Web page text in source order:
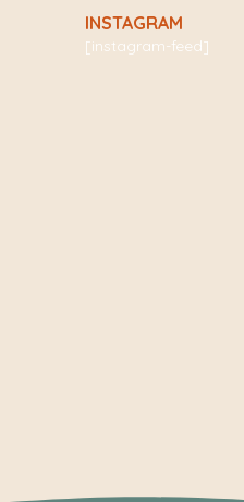
INSTAGRAM
[instagram-feed]